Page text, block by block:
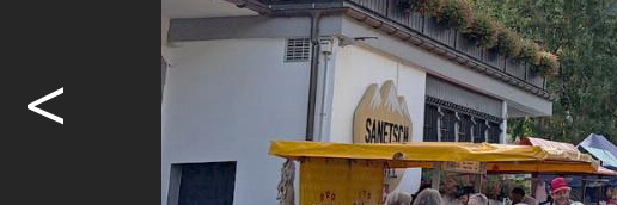
Für einen
mit einem
gratis angeboten –
Den ganzen Tag
<